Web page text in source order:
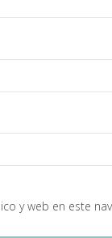
y web en este